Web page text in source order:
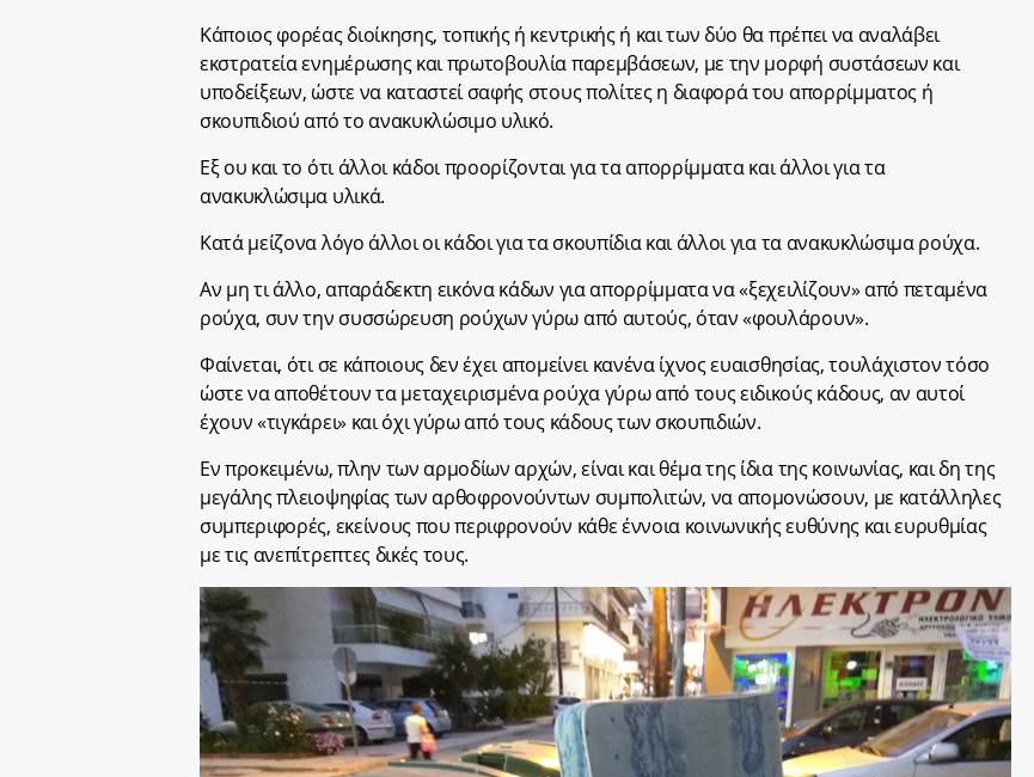
Κάποιος φορέας διοίκησης, τοπικής ή κεντρικής ή και των δύο θα πρέπει να αναλάβει
εκστρατεία ενημέρωσης και πρωτοβουλία παρεμβάσεων, με την μορφή συστάσεων και
υποδείξεων, ώστε να καταστεί σαφής στους πολίτες η διαφορά του απορρίμματος ή
σκουπιδιού από το ανακυκλώσιμο υλικό.
Εξ ου και το ότι άλλοι κάδοι προορίζονται για τα απορρίμματα και άλλοι για τα
ανακυκλώσιμα υλικά.
Κατά μείζονα λόγο άλλοι οι κάδοι για τα σκουπίδια και άλλοι για τα ανακυκλώσιμα ρούχα.
Αν μη τι άλλο, απαράδεκτη εικόνα κάδων για απορρίμματα να «ξεχειλίζουν» από πεταμένα
ρούχα, συν την συσσώρευση ρούχων γύρω από αυτούς, όταν «φουλάρουν».
Φαίνεται, ότι σε κάποιους δεν έχει απομείνει κανένα ίχνος ευαισθησίας, τουλάχιστον τόσο
ώστε να αποθέτουν τα μεταχειρισμένα ρούχα γύρω από τους ειδικούς κάδους, αν αυτοί
έχουν «τιγκάρει» και όχι γύρω από τους κάδους των σκουπιδιών.
Εν προκειμένω, πλην των αρμοδίων αρχών, είναι και θέμα της ίδια της κοινωνίας, και δη της
μεγάλης πλειοψηφίας των αρθοφρονούντων συμπολιτών, να απομονώσουν, με κατάλληλες
συμπεριφορές, εκείνους που περιφρονούν κάθε έννοια κοινωνικής ευθύνης και ευρυθμίας
με τις ανεπίτρεπτες δικές τους.